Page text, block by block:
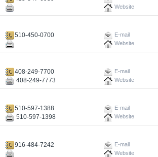
Website
510-450-0700
E-mail
Website
408-249-7700 E-mail
408-249-7773 Website
510-597-1388 E-mail
510-597-1398 Website
916-484-7242
E-mail
Website